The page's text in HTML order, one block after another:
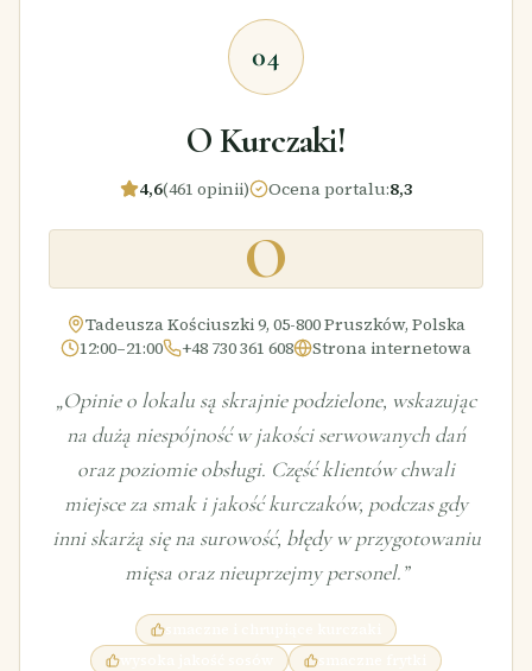
04
O Kurczaki!
4,6(461 opinii) Ocena portalu:8,3
O
Tadeusza Kościuszki 9, 05-800 Pruszków, Polska
12:00–21:00
+48 730 361 608 Strona internetowa
„Opinie o lokalu są skrajnie podzielone, wskazując
na dużą niespójność w jakości serwowanych dań
oraz poziomie obsługi. Część klientów chwali
miejsce za smak i jakość kurczaków, podczas gdy
inni skarżą się na surowość, błędy w przygotowaniu
mięsa oraz nieuprzejmy personel.”